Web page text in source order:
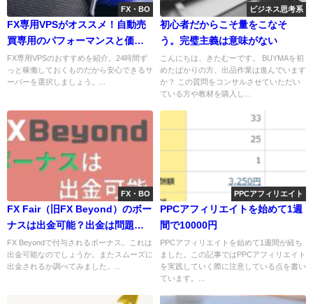
FX・BO
FX専用VPSがオススメ！自動売
買専用のパフォーマンスと価格
で大満足
FX専用VPSのおすすめを紹介。24時間ず
っと稼働しておくものだから安心できるサ
ーバーを選択しましょう。...
ビジネス思考系
初心者だからこそ量をこなそ
う。完璧主義は意味がない
こんにちは、きたむーです。 BUYMAを初
めたばかりの方、出品作業は進んでいます
か？ この質問をコンサルさせていただい
ている方や教材を購入し...
FX・BO
FX Fair（旧FX Beyond）のボー
ナスは出金可能？出金は問題な
いのか調べてみた
FX Beyondで付与されるボーナス。これは
出金可能なのでしょうか。またスムーズに
出金されるか調べてみました。...
PPCアフィリエイト
PPCアフィリエイトを始めて1週
間で10000円
PPCアフィリエイトを始めて1週間が経ち
ました。この記事ではPPCアフィリエイト
を実践していく際に注意している点を書い
ています。...